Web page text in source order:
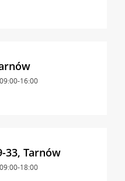
16:00
33, Tarnów
18:00